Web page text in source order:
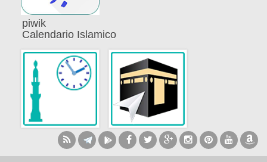
piwik
Calendario Islamico